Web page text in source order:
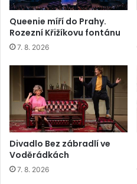
Queenie míří do Prahy.
Rozezní Křižíkovu fontánu
7. 8. 2026
Divadlo Bez zábradlí ve
Voděrádkách
7. 8. 2026